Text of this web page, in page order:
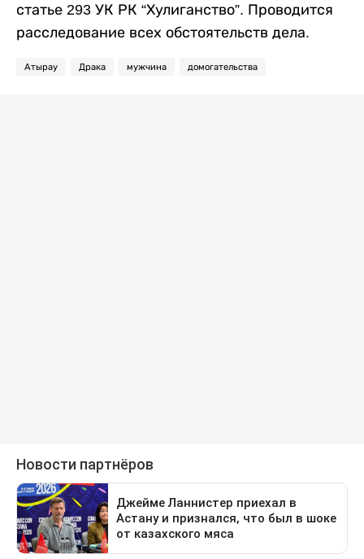
статье 293 УК РК “Хулиганство”. Проводится
расследование всех обстоятельств дела.
Атырау Драка мужчина домогательства